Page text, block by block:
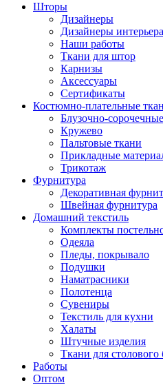
Шторы
Дизайнеры
Дизайнеры интерьера
Наши работы
Ткани для штор
Карнизы
Аксессуары
Сертификаты
Костюмно-плательные
Блузочно-
Кружево
Пальтовые ткани
Прикладные
Трикотаж
Фурнитура
Декоративная
Швейная фурнитура
Домашний текстиль
Комплекты
Одеяла
Пледы, покрывало
Подушки
Наматрасники
Полотенца
Сувениры
Текстиль для кухни
Халаты
Штучные изделия
Ткани для столового
Работы
Оптом